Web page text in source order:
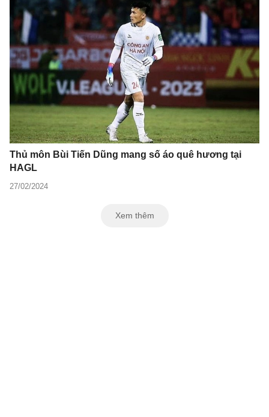
Thủ môn Bùi Tiến Dũng mang số áo quê hương tại
HAGL
27/02/2024
Xem thêm